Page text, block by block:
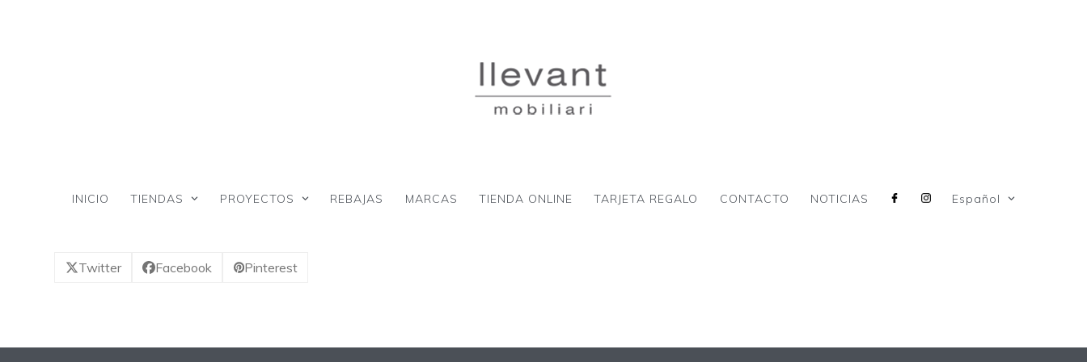
INICIO TIENDAS PROYECTOS REBAJAS MARCAS TIENDA ONLINE TARJETA REGALO CONTACTO NOTICIAS Español
Twitter Facebook Pinterest